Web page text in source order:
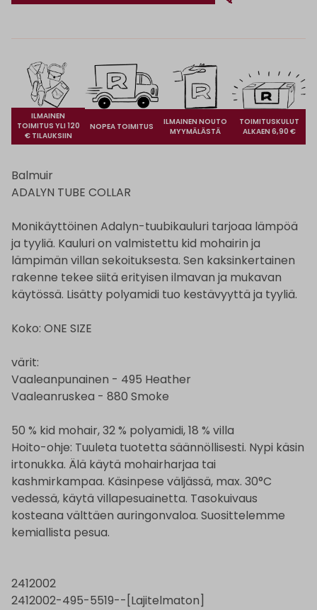
ILMAINEN
TOIMITUS YLI 120
€ TILAUKSIIN
NOPEA TOIMITUS
ILMAINEN NOUTO
MYYMÄLÄSTÄ
TOIMITUSKULUT
ALKAEN 6,90 €
Balmuir
ADALYN TUBE COLLAR
Monikäyttöinen Adalyn-tuubikauluri tarjoaa lämpöä
ja tyyliä. Kauluri on valmistettu kid mohairin ja
lämpimän villan sekoituksesta. Sen kaksinkertainen
rakenne tekee siitä erityisen ilmavan ja mukavan
käytössä. Lisätty polyamidi tuo kestävyyttä ja tyyliä.
Koko: ONE SIZE
värit:
Vaaleanpunainen - 495 Heather
Vaaleanruskea - 880 Smoke
50 % kid mohair, 32 % polyamidi, 18 % villa
Hoito-ohje: Tuuleta tuotetta säännöllisesti. Nypi käsin
irtonukka. Älä käytä mohairharjaa tai
kashmirkampaa. Käsinpese väljässä, max. 30°C
vedessä, käytä villapesuainetta. Tasokuivaus
kosteana välttäen auringonvaloa. Suosittelemme
kemiallista pesua.
2412002
2412002-495-5519--[Lajitelmaton]